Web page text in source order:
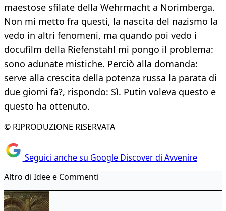
maestose sfilate della Wehrmacht a Norimberga.
Non mi metto fra questi, la nascita del nazismo la
vedo in altri fenomeni, ma quando poi vedo i
docufilm della Riefenstahl mi pongo il problema:
sono adunate mistiche. Perciò alla domanda:
serve alla crescita della potenza russa la parata di
due giorni fa?, rispondo: Sì. Putin voleva questo e
questo ha ottenuto.
© RIPRODUZIONE RISERVATA
Seguici anche su Google Discover di Avvenire
Altro di Idee e Commenti